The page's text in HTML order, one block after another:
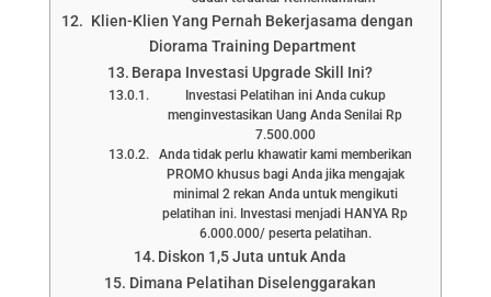
Klien-Klien Yang Pernah Bekerjasama dengan
Diorama Training Department
Berapa Investasi Upgrade Skill Ini?
Investasi Pelatihan ini Anda cukup
menginvestasikan Uang Anda Senilai Rp
7.500.000
Anda tidak perlu khawatir kami memberikan
PROMO khusus bagi Anda jika mengajak
minimal 2 rekan Anda untuk mengikuti
pelatihan ini. Investasi menjadi HANYA Rp
6.000.000/ peserta pelatihan.
Diskon 1,5 Juta untuk Anda
Dimana Pelatihan Diselenggarakan